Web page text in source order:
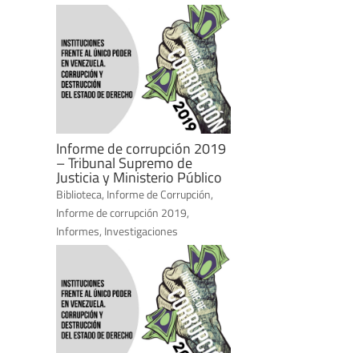
Informe de corrupción 2019
– Tribunal Supremo de
Justicia y Ministerio Público
Biblioteca, Informe de Corrupción,
Informe de corrupción 2019,
Informes, Investigaciones